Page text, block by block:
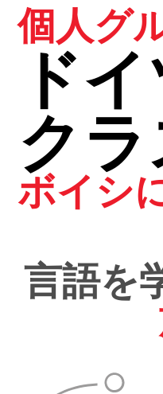
個人グ
ド
クラ
ボイシ
言語を